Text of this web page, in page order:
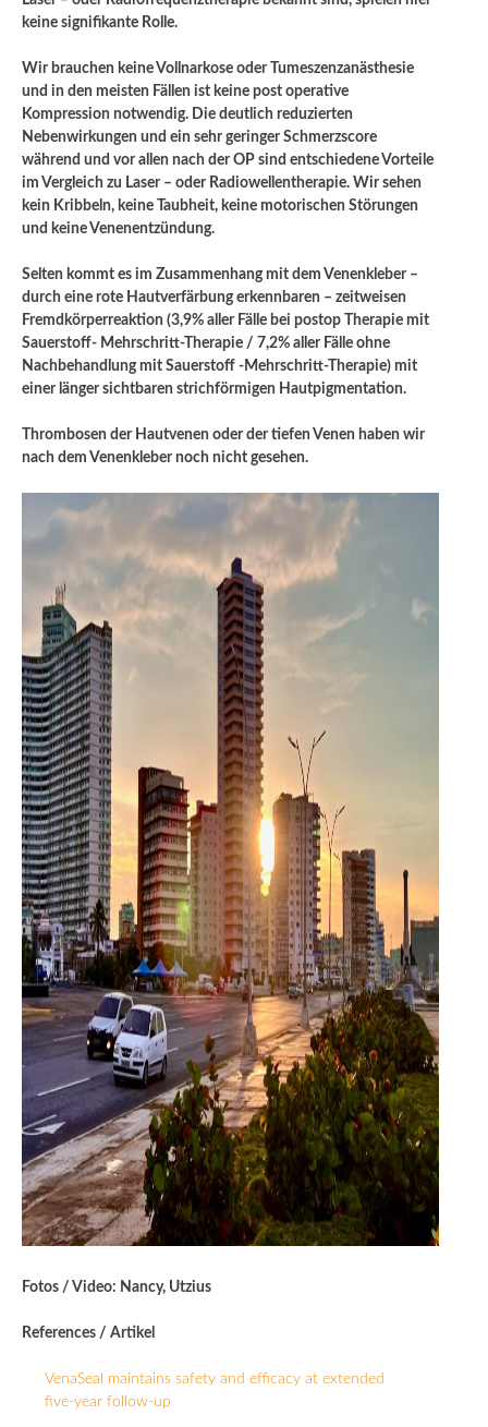
keine signifikante Rolle.
Wir brauchen keine Vollnarkose oder Tumeszenzanästhesie
und in den meisten Fällen ist keine post operative
Kompression notwendig. Die deutlich reduzierten
Nebenwirkungen und ein sehr geringer Schmerzscore
während und vor allen nach der OP sind entschiedene Vorteile
im Vergleich zu Laser – oder Radiowellentherapie. Wir sehen
kein Kribbeln, keine Taubheit, keine motorischen Störungen
und keine Venenentzündung.
Selten kommt es im Zusammenhang mit dem Venenkleber –
durch eine rote Hautverfärbung erkennbaren – zeitweisen
Fremdkörperreaktion (3,9% aller Fälle bei postop Therapie mit
Sauerstoff- Mehrschritt-Therapie / 7,2% aller Fälle ohne
Nachbehandlung mit Sauerstoff -Mehrschritt-Therapie) mit
einer länger sichtbaren strichförmigen Hautpigmentation.
Thrombosen der Hautvenen oder der tiefen Venen haben wir
nach dem Venenkleber noch nicht gesehen.
Fotos / Video: Nancy, Utzius
References / Artikel
VenaSeal maintains safety and efficacy at extended
five-year follow-up